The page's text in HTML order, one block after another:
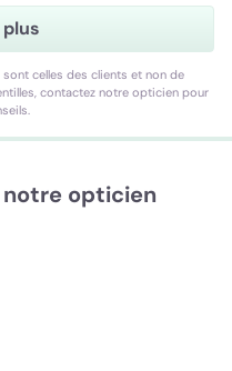
celles des clients et non de
contactez notre opticien pour
notre opticien